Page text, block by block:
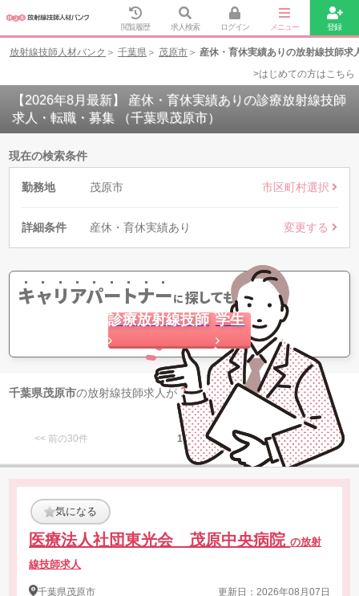
閲覧履歴 求人検索 ログイン メニュー 登録
放射線技師人材バンク 千葉県 茂原市
産休・育休実績ありの放射線技師求
>はじめての方はこちら
【2026年8月最新】 産休・育休実績ありの診療放射線技師
求人・転職・募集 （千葉県茂原市）
現在の検索条件
勤務地 茂原市 市区町村選択
詳細条件 産休・育休実績あり 変更する
キャリアパートナーに探してもらう
診療放射線技師 学生
千葉県茂原市の放射線技師求人が 1 件 見つかりました
<< 前の30件 1 次の30件 >>
気になる
医療法人社団東光会 茂原中央病院の放射
線技師求人
千葉県茂原市
更新日：2026年08月07日